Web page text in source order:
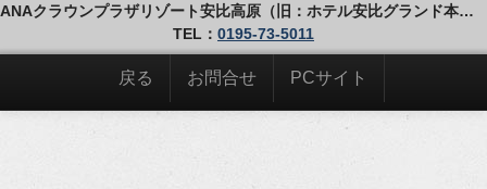
ANAクラウンプラザリゾート安比高原（旧：ホテル安比グランド本館＆タワー）
TEL： 0195-73-5011
戻る お問合せ PCサイト